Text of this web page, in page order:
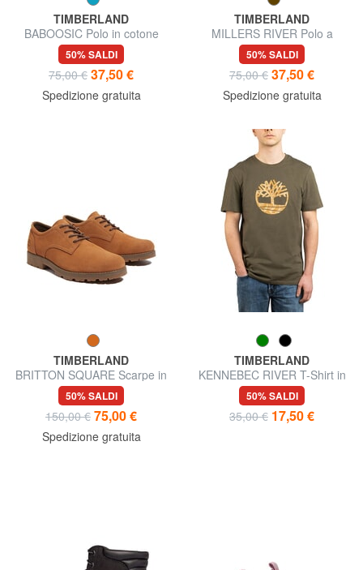
TIMBERLAND
BABOOSIC Polo in cotone
50% SALDI
75,00 € 37,50 €
Spedizione gratuita
TIMBERLAND
MILLERS RIVER Polo a
maniche corte
50% SALDI
75,00 € 37,50 €
Spedizione gratuita
TIMBERLAND
BRITTON SQUARE Scarpe in
pelle
50% SALDI
150,00 € 75,00 €
Spedizione gratuita
TIMBERLAND
KENNEBEC RIVER T-Shirt in
cotone
50% SALDI
35,00 € 17,50 €